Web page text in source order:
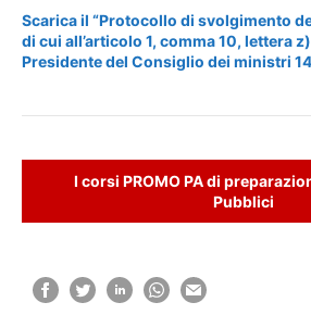
Scarica il “Protocollo di svolgimento
di cui all’articolo 1, comma 10, lettera
Presidente del Consiglio dei ministri
I corsi PROMO PA di
Pubblici